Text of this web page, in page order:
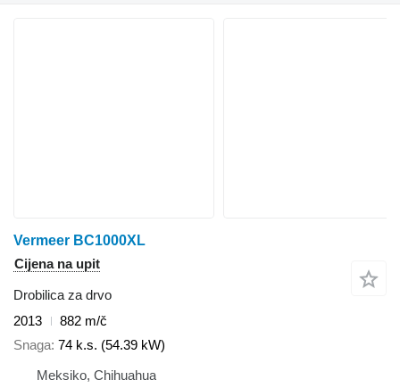
Vermeer BC1000XL
Cijena na upit
Drobilica za drvo
2013
882 m/č
Snaga 74 k.s. (54.39 kW)
Meksiko, Chihuahua